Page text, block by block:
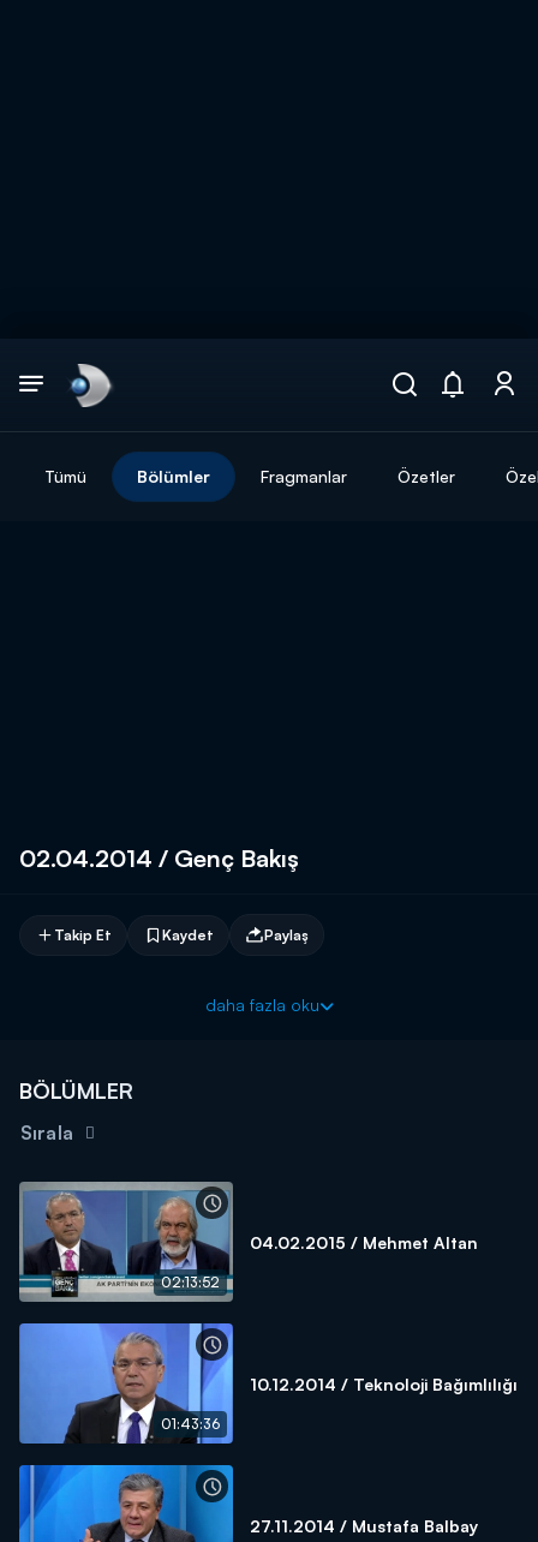
Tümü Bölümler Fragmanlar Özetler
02.04.2014 / Genç Bakış
Takip Et Kaydet Paylaş
daha fazla oku
BÖLÜMLER
Sırala
02:13:52
04.02.2015 / Mehmet Altan
01:43:36
10.12.2014 / Teknoloji Bağımlılığı
27.11.2014 / Mustafa Balbay